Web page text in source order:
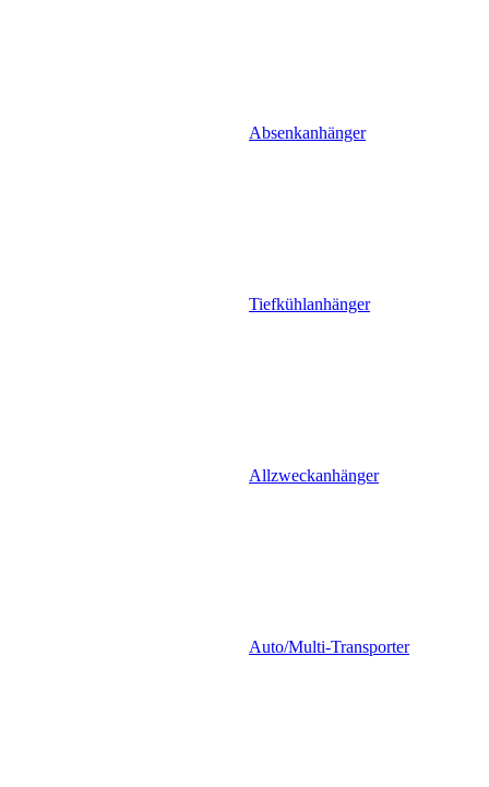
Absenkanhänger
Tiefkühlanhänger
Allzweckanhänger
Auto/Multi-Transporter